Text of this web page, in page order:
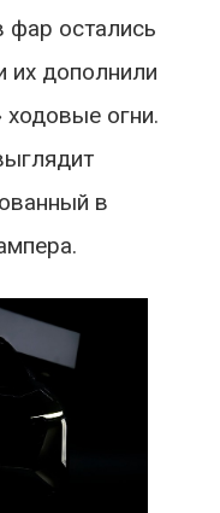
фар остались
их дополнили
огни.
в